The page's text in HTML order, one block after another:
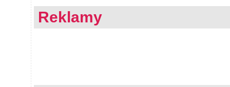
Reklamy